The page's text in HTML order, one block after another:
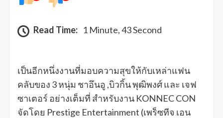
Read Time: 1 Minute, 43 Second
เป็นอีกหนึ่งงานที่มอบความสุขให้กับเหล่าแฟน
คลับของ 3 หนุ่ม ชาอึนอู ,บิวกิ้น พุฒิพงศ์ และ เจฟ
ซาเตอร์ อย่างเต็มที่ สำหรับงาน KONNEC CON
จัดโดย Prestige Entertainment (เพร็ซทีจ เอน